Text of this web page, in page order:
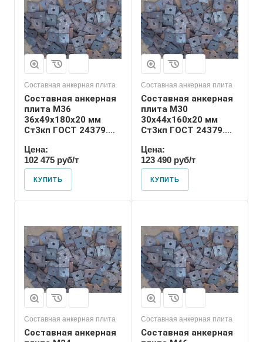
Составная анкерная плита
Составная анкерная
плита М36
36х49х180х20 мм
Ст3кп ГОСТ 24379.1-
Цена:
102 475 руб/т
КУПИТЬ
Номер диаметра
резьбы
М30
Размер резьбы
М30
Составная анкерная плита
Составная анкерная
плита М30
30х44х160х20 мм
Ст3кп ГОСТ 24379.1-
Цена:
123 490 руб/т
КУПИТЬ
Составная анкерная плита
Составная анкерная
46
Номер диаметра
резьбы
М46
Размер резьбы
М46
Составная анкерная плита
Составная анкерная